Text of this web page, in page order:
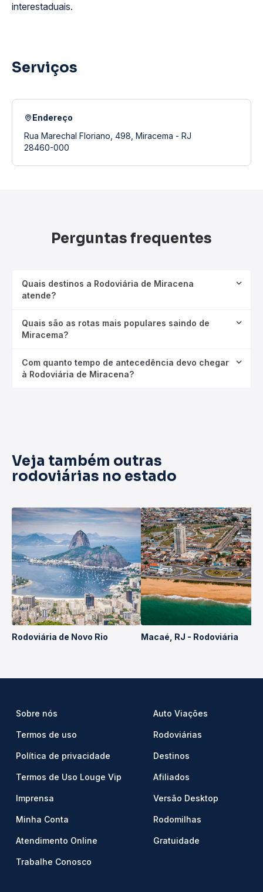
interestaduais.
Serviços
Endereço
Rua Marechal Floriano, 498, Miracema - RJ
28460-000
Perguntas frequentes
Quais destinos a Rodoviária de Miracena
atende?
Quais são as rotas mais populares saindo de
Miracema?
Com quanto tempo de antecedência devo chegar
à Rodoviária de Miracena?
Veja também outras
rodoviárias no estado
Rodoviária de Novo Rio Macaé, RJ - Rodoviária
Sobre nós
Termos de uso
Política de privacidade
Termos de Uso Louge Vip
Imprensa
Minha Conta
Atendimento Online
Trabalhe Conosco
Auto Viações
Rodoviárias
Destinos
Afiliados
Versão Desktop
Rodomilhas
Gratuidade